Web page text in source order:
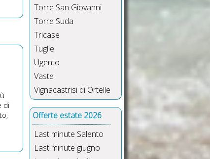
di
Torre San Giovanni
Torre Suda
Tricase
Tuglie
Ugento
Vaste
Vignacastrisi di Ortelle
Offerte estate 2026
Last minute Salento
Last minute giugno